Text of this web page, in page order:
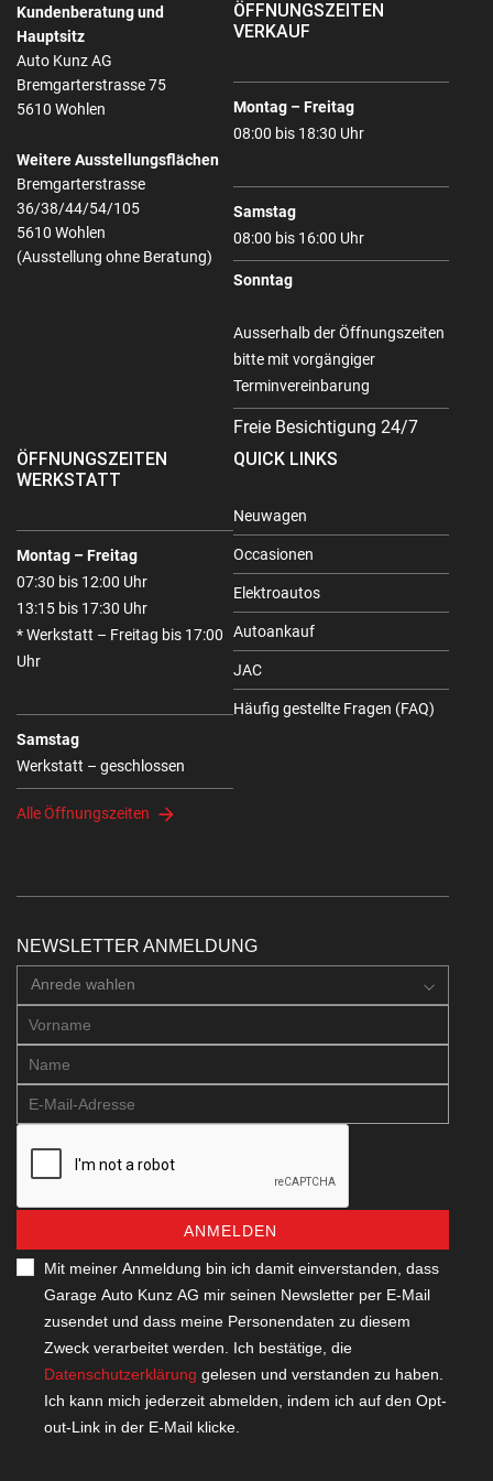
Kundenberatung und
Hauptsitz
Auto Kunz AG
Bremgarterstrasse 75
5610 Wohlen
Weitere Ausstellungsflächen
Bremgarterstrasse
36/38/44/54/105
5610 Wohlen
(Ausstellung ohne Beratung)
ÖFFNUNGSZEITEN
VERKAUF
Montag – Freitag
08:00 bis 18:30 Uhr
Samstag
08:00 bis 16:00 Uhr
Sonntag
Ausserhalb der Öffnungszeiten
bitte mit vorgängiger
Terminvereinbarung
Freie Besichtigung 24/7
ÖFFNUNGSZEITEN
WERKSTATT
Montag – Freitag
07:30 bis 12:00 Uhr
13:15 bis 17:30 Uhr
* Werkstatt – Freitag bis 17:00
Uhr
Samstag
Werkstatt – geschlossen
Alle Öffnungszeiten
QUICK LINKS
Neuwagen
Occasionen
Elektroautos
Autoankauf
JAC
Häufig gestellte Fragen (FAQ)
NEWSLETTER ANMELDUNG
Anrede wahlen
ANMELDEN
Mit meiner Anmeldung bin ich damit einverstanden, dass
Garage Auto Kunz AG mir seinen Newsletter per E-Mail
zusendet und dass meine Personendaten zu diesem
Zweck verarbeitet werden. Ich bestätige, die
Datenschutzerklärung gelesen und verstanden zu haben.
Ich kann mich jederzeit abmelden, indem ich auf den Opt-
out-Link in der E-Mail klicke.